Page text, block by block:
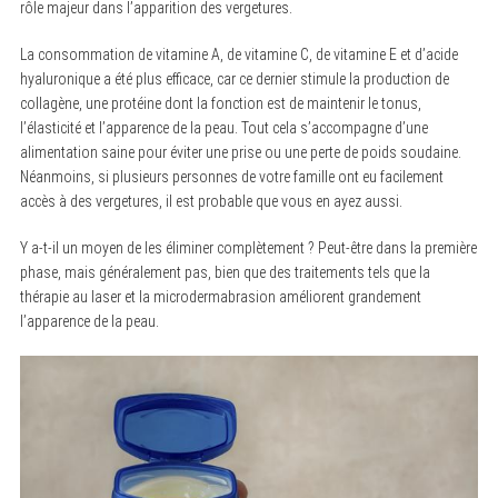
rôle majeur dans l’apparition des vergetures.
La consommation de vitamine A, de vitamine C, de vitamine E et d’acide
hyaluronique a été plus efficace, car ce dernier stimule la production de
collagène, une protéine dont la fonction est de maintenir le tonus,
l’élasticité et l’apparence de la peau. Tout cela s’accompagne d’une
alimentation saine pour éviter une prise ou une perte de poids soudaine.
Néanmoins, si plusieurs personnes de votre famille ont eu facilement
accès à des vergetures, il est probable que vous en ayez aussi.
Y a-t-il un moyen de les éliminer complètement ? Peut-être dans la première
phase, mais généralement pas, bien que des traitements tels que la
thérapie au laser et la microdermabrasion améliorent grandement
l’apparence de la peau.